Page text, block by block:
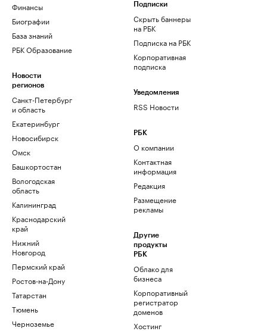
Финансы
Биографии
База знаний
РБК Образование
Новости
регионов
Санкт-Петербург
и область
Екатеринбург
Новосибирск
Омск
Башкортостан
Вологодская
область
Калининград
Краснодарский
край
Нижний
Новгород
Пермский край
Ростов-на-Дону
Татарстан
Тюмень
Черноземье
Подписки
Скрыть баннеры
на РБК
Подписка на РБК
Корпоративная
подписка
Уведомления
RSS Новости
РБК
О компании
Контактная
информация
Редакция
Размещение
рекламы
Другие
продукты
РБК
Облако для
бизнеса
Корпоративный
регистратор
доменов
Хостинг